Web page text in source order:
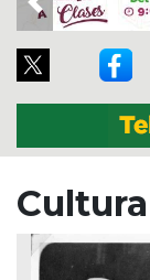
Previous
Cultura